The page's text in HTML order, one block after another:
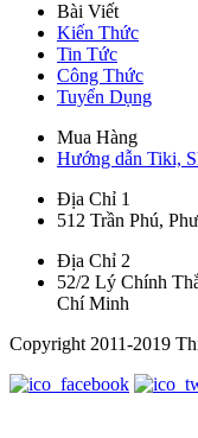
Bài Viết
Kiến Thức
Tin Tức
Công Thức
Tuyển Dụng
Mua Hàng
Hướng dẫn Tiki,
Địa Chỉ 1
512 Trần Phú,
Địa Chỉ 2
52/2 Lý Chính
Chí Minh
Copyright 2011-2019